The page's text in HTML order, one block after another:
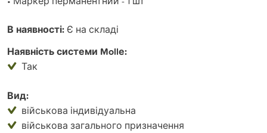
В наявності: Є на складі
Наявність системи Mollе:
Так
Вид:
військова індивідуальна
військова загального призначення